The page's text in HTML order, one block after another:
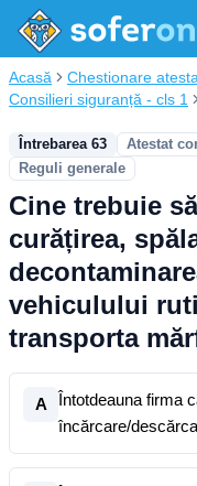
Acasă
Chestionare
Consilieri siguranță - cls 1
Întrebarea 63
Atestat
Reguli generale
Cine trebuie
curățirea,
vehiculului
transporta
A
Întotdeauna firma
încărcare/